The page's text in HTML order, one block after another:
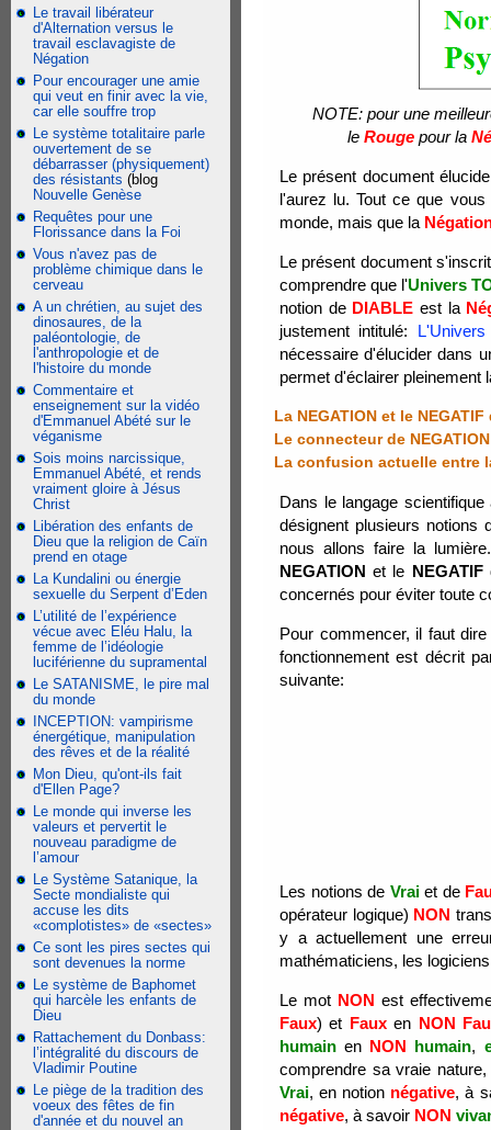
Le travail libérateur
d'Alternation versus le
travail esclavagiste de
Négation
Pour encourager une amie
qui veut en finir avec la vie,
car elle souffre trop
Le système totalitaire parle
ouvertement de se
débarrasser (physiquement)
des résistants (blog
Nouvelle Genèse
Requêtes pour une
Florissance dans la Foi
Vous n'avez pas de
problème chimique dans le
cerveau
A un chrétien, au sujet des
dinosaures, de la
paléontologie, de
l'anthropologie et de
l'histoire du monde
Commentaire et
enseignement sur la vidéo
d'Emmanuel Abété sur le
véganisme
Sois moins narcissique,
Emmanuel Abété, et rends
vraiment gloire à Jésus
Christ
Libération des enfants de
Dieu que la religion de Caïn
prend en otage
La Kundalini ou énergie
sexuelle du Serpent d’Eden
L’utilité de l’expérience
vécue avec Eléu Halu, la
femme de l’idéologie
luciférienne du supramental
Le SATANISME, le pire mal
du monde
INCEPTION: vampirisme
énergétique, manipulation
des rêves et de la réalité
Mon Dieu, qu'ont-ils fait
d'Ellen Page?
Le monde qui inverse les
valeurs et pervertit le
nouveau paradigme de
l’amour
Le Système Satanique, la
Secte mondialiste qui
accuse les dits
«complotistes» de «sectes»
Ce sont les pires sectes qui
sont devenues la norme
Le système de Baphomet
qui harcèle les enfants de
Dieu
Rattachement du Donbass:
l’intégralité du discours de
Vladimir Poutine
Le piège de la tradition des
voeux des fêtes de fin
d'année et du nouvel an
NOTE: pour une
le Rougepour la
Le présent document
l'aurez lu. Tout ce que
monde, mais que la
Le présent document
comprendre que l'Univers
notion de DIABLE est la
justement intitulé:
nécessaire d'élucider dans
permet d'éclairer pleinement
La NEGATION et le
Le connecteur de
La confusion actuelle entre
Dans le langage
désignent plusieurs notions
nous allons faire la
NEGATION et le NEGATIF
concernés pour éviter toute
Pour commencer, il faut
fonctionnement est décrit
suivante:
Les notions de Vraiet de
opérateur logique) NON
y a actuellement une
mathématiciens, les
Le mot NON est
Faux) et Fauxen NON
humain en NON humain,
comprendre sa vraie
Vrai, en notion négative, à
négative, à savoir NON